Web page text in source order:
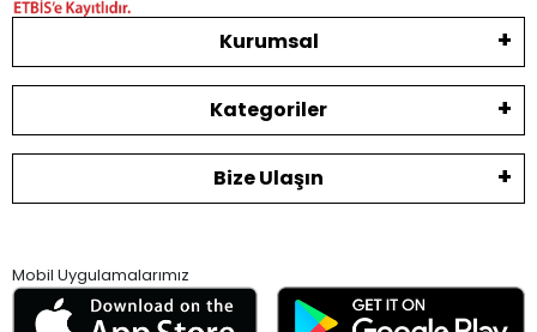
Kurumsal
Kategoriler
Bize Ulaşın
Mobil Uygulamalarımız